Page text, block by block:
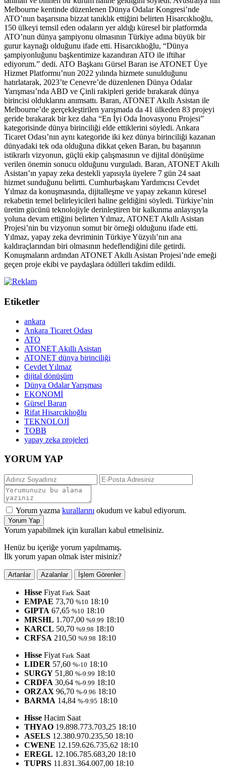
Melbourne kentinde düzenlenen Dünya Odalar Kongresi’nde
ATO’nun başarısına bizzat tanıklık ettiğini belirten Hisarcıklıoğlu,
150 ülkeyi temsil eden odaların yer aldığı küresel bir platformda
ATO’nun dünya şampiyonu olmasının Türkiye adına büyük bir
gurur kaynağı olduğunu ifade etti. Hisarcıklıoğlu, “Dünya
şampiyonluğunu başkentimize kazandıran ATO ile iftihar
ediyorum.” dedi. ATO Başkanı Gürsel Baran ise ATONET Üye
Hizmet Platformu’nun 2022 yılında hizmete sunulduğunu
hatırlatarak, 2023’te Cenevre’de düzenlenen Dünya Odalar
Yarışması’nda ABD ve Çinli rakipleri geride bırakarak dünya
birincisi olduklarını anımsattı. Baran, ATONET Akıllı Asistan ile
Melbourne’de gerçekleştirilen yarışmada da 41 ülkeden 83 projeyi
geride bırakarak bir kez daha “En İyi Oda İnovasyonu Projesi”
kategorisinde dünya birinciliği elde ettiklerini söyledi. Ankara
Ticaret Odası’nın aynı kategoride iki kez dünya birinciliği kazanan
dünyadaki tek oda olduğuna dikkat çeken Baran, bu başarının
istikrarlı vizyonun, güçlü ekip çalışmasının ve dijital dönüşüme
verilen önemin sonucu olduğunu vurguladı. Baran, ATONET Akıllı
Asistan’ın yapay zeka destekli yapısıyla üyelere 7 gün 24 saat
hizmet sunduğunu belirtti. Cumhurbaşkanı Yardımcısı Cevdet
Yılmaz da konuşmasında, dijitalleşme ve yapay zekanın küresel
rekabetin temel belirleyicileri haline geldiğini söyledi. Türkiye’nin
üretim gücünü teknolojiyle derinleştiren bir kalkınma anlayışıyla
yoluna devam ettiğini belirten Yılmaz, ATONET Akıllı Asistan
Projesi’nin bu vizyonun somut bir örneği olduğunu ifade etti.
Yılmaz, yapay zeka devriminin Türkiye Yüzyılı’nın ana
kaldıraçlarından biri olmasının hedeflendiğini dile getirdi.
Konuşmaların ardından ATONET Akıllı Asistan Projesi’nde emeği
geçen proje ekibi ve paydaşlara ödülleri takdim edildi.
Etiketler
ankara
Ankara Ticaret Odası
ATO
ATONET Akıllı Asistan
ATONET dünya birinciliği
Cevdet Yılmaz
dijital dönüşüm
Dünya Odalar Yarışması
EKONOMİ
Gürsel Baran
Rifat Hisarcıklıoğlu
TEKNOLOJİ
TOBB
yapay zeka projeleri
YORUM YAP
Yorum yazma kurallarını okudum ve kabul ediyorum.
Yorum Yap
Yorum yapabilmek için kuralları kabul etmelisiniz.
Henüz bu içeriğe yorum yapılmamış.
İlk yorum yapan olmak ister misiniz?
Artanlar Azalanlar İşlem Görenler
Hisse Fiyat Fark Saat
EMPAE 73,70 %10 18:10
GIPTA 67,65 %10 18:10
MRSHL 1.707,00 %9.99 18:10
KARCL 50,70 %9.98 18:10
CRFSA 210,50 %9.98 18:10
Hisse Fiyat Fark Saat
LIDER 57,60 %-10 18:10
SURGY 51,80 %-9.99 18:10
CRDFA 30,64 %-9.99 18:10
ORZAX 96,70 %-9.96 18:10
BARMA 14,84 %-9.95 18:10
Hisse Hacim Saat
THYAO 19.898.773.703,25 18:10
ASELS 12.380.970.235,50 18:10
CWENE 12.159.626.735,62 18:10
EREGL 12.106.785.683,20 18:10
TUPRS 11.831.364.007,00 18:10